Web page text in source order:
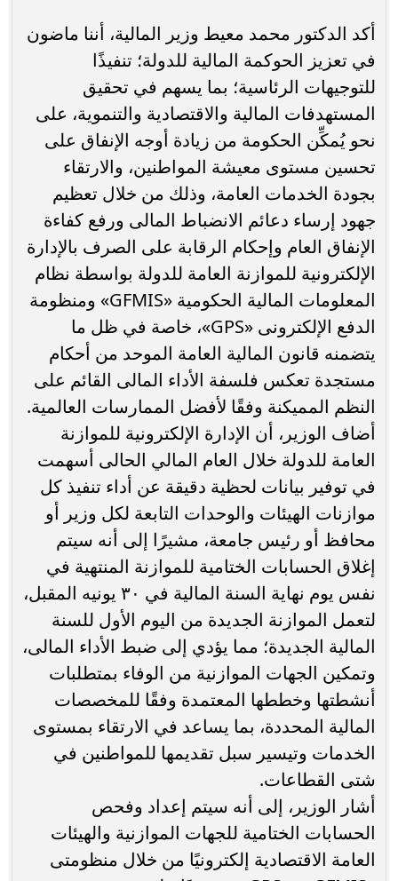
أكد الدكتور محمد معيط وزير المالية، أننا ماضون
في تعزيز الحوكمة المالية للدولة؛ تنفيذًا
للتوجيهات الرئاسية؛ بما يسهم في تحقيق
المستهدفات المالية والاقتصادية والتنموية، على
نحو يُمكِّن الحكومة من زيادة أوجه الإنفاق على
تحسين مستوى معيشة المواطنين، والارتقاء
بجودة الخدمات العامة، وذلك من خلال تعظيم
جهود إرساء دعائم الانضباط المالى ورفع كفاءة
الإنفاق العام وإحكام الرقابة على الصرف بالإدارة
الإلكترونية للموازنة العامة للدولة بواسطة نظام
المعلومات المالية الحكومية «GFMIS» ومنظومة
الدفع الإلكترونى «GPS»، خاصة في ظل ما
يتضمنه قانون المالية العامة الموحد من أحكام
مستجدة تعكس فلسفة الأداء المالى القائم على
النظم المميكنة وفقًا لأفضل الممارسات العالمية.
أضاف الوزير، أن الإدارة الإلكترونية للموازنة
العامة للدولة خلال العام المالي الحالى أسهمت
في توفير بيانات لحظية دقيقة عن أداء تنفيذ كل
موازنات الهيئات والوحدات التابعة لكل وزير أو
محافظ أو رئيس جامعة، مشيرًا إلى أنه سيتم
إغلاق الحسابات الختامية للموازنة المنتهية في
نفس يوم نهاية السنة المالية في ٣٠ يونيه المقبل،
لتعمل الموازنة الجديدة من اليوم الأول للسنة
المالية الجديدة؛ مما يؤدي إلى ضبط الأداء المالى،
وتمكين الجهات الموازنية من الوفاء بمتطلبات
أنشطتها وخططها المعتمدة وفقًا للمخصصات
المالية المحددة، بما يساعد في الارتقاء بمستوى
الخدمات وتيسير سبل تقديمها للمواطنين في
شتى القطاعات.
أشار الوزير، إلى أنه سيتم إعداد وفحص
الحسابات الختامية للجهات الموازنية والهيئات
العامة الاقتصادية إلكترونيًا من خلال منظومتى